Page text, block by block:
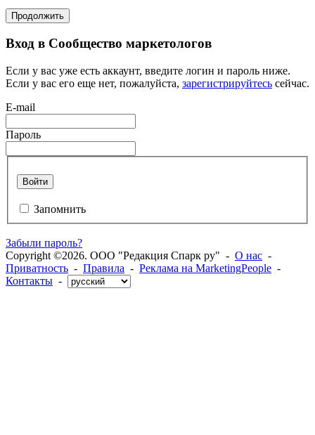
Продолжить
Вход в Сообщество маркетологов
Если у вас уже есть аккаунт, введите логин и пароль ниже.
Если у вас его еще нет, пожалуйста, зарегистрируйтесь сейчас.
E-mail
Пароль
Войти
Запомнить
Забыли пароль?
Copyright ©2026. ООО "Редакция Спарк ру" - О нас -
Приватность - Правила - Реклама на MarketingPeople -
Контакты -